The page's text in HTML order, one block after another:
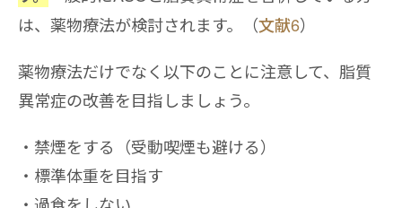
は、薬物療法が検討されます。（文献6）
薬物療法だけでなく以下のことに注意して、脂質
異常症の改善を目指しましょう。
禁煙をする（受動喫煙も避ける）
標準体重を目指す
過食をしない